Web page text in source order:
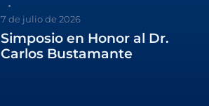
7 de julio de 2026
Simposio en Honor al Dr.
Carlos Bustamante